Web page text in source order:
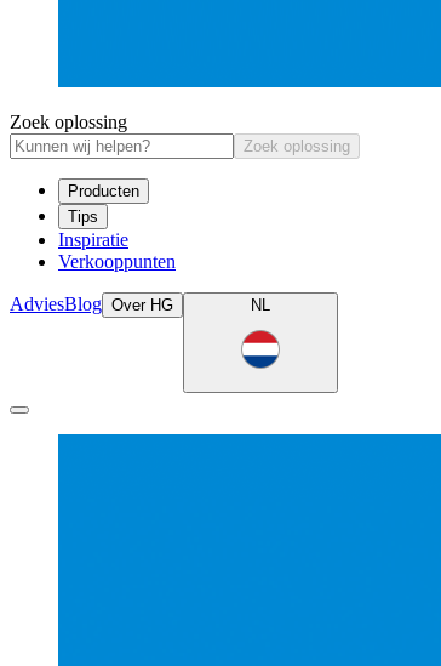
Zoek oplossing
Zoek oplossing
Producten
Tips
Inspiratie
Verkooppunten
AdviesBlog Over HG NL